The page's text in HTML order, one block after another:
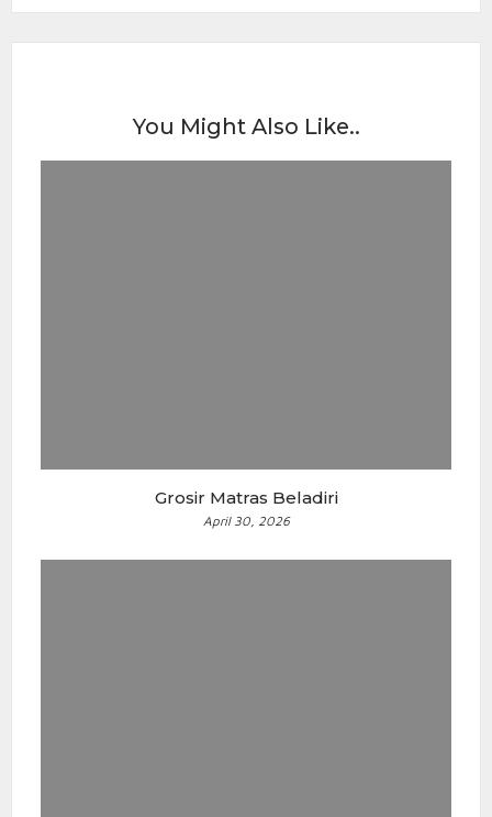
You Might Also Like..
Grosir Matras Beladiri
April 30, 2026